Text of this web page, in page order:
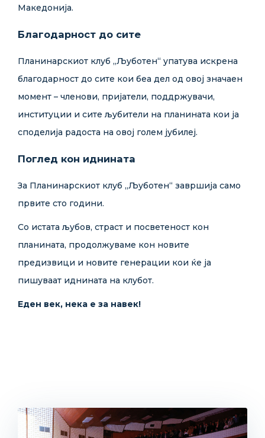
Македонија.
Благодарност до сите
Планинарскиот клуб „Љуботен“ упатува искрена
благодарност до сите кои беа дел од овој значаен
момент – членови, пријатели, поддржувачи,
институции и сите љубители на планината кои ја
споделија радоста на овој голем јубилеј.
Поглед кон иднината
За Планинарскиот клуб „Љуботен“ завршија само
првите сто години.
Со истата љубов, страст и посветеност кон
планината, продолжуваме кон новите
предизвици и новите генерации кои ќе ја
пишуваат иднината на клубот.
Еден век, нека е за навек!